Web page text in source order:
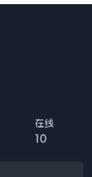
在线
10